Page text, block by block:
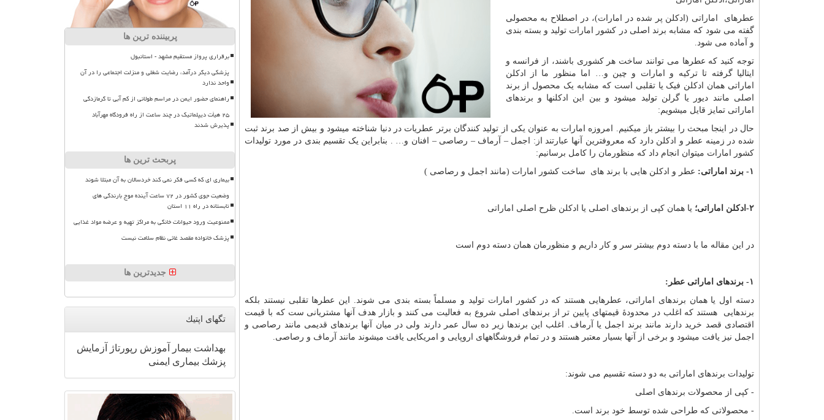
عطرهای اماراتی (ادکلن پر شده در امارات)، در اصطلاح به محصولی
گفته می شود که مشابه برند اصلی در کشور امارات تولید و بسته بندی
و آماده می شود.
توجه کنید که عطرها می توانند ساخت هر کشوری باشند، از فرانسه و
ایتالیا گرفته تا ترکیه و امارات و چین و… اما منظور ما از ادکلن
اماراتی همان ادکلن فیک یا تقلبی است که مشابه یک محصول از برند
اصلی مانند دیور یا گرلن تولید میشود و بین این ادکلنها و برندهای
اماراتی تمایز قایل میشویم:
حال در اینجا مبحث را بیشتر باز میکنیم. امروزه امارات به عنوان یکی از تولید کنندگان برتر عطریات در دنیا شناخته میشود و بیش از صد برند ثبت
شده در زمینه عطر و ادکلن دارد که معروفترین آنها عبارتند از: اجمل – آرماف – رصاصی – افنان و… . بنابراین یک تقسیم بندی در مورد تولیدات
کشور امارات میتوان انجام داد که منظورمان را کامل برسانیم:
۱- برند اماراتی:
عطر و ادکلن هایی با برند های ساخت کشور امارات (مانند اجمل و رصاصی )
۲-ادکلن اماراتی؛ یا همان کپی از برندهای اصلی یا ادکلن ظرح اصلی اماراتی
در این مقاله ما با دسته دوم بیشتر سر و کار داریم و منظورمان همان دسته دوم است
۱- برندهای اماراتی عطر:
دسته اول یا همان برندهای اماراتی، عطرهایی هستند که در کشور امارات تولید و مسلماً بسته بندی می شوند. این عطرها تقلبی نیستند بلکه
برندهایی هستند که اغلب در محدودۀ قیمتهای پایین تر از برندهای اصلی شروع به فعالیت می کنند و بازار هدف آنها مشتریانی ست که با قیمت
اقتصادی قصد خرید دارند مانند برند اجمل یا آرماف. اغلب این برندها زیر ده سال عمر دارند ولی در میان آنها برندهای قدیمی مانند رصاصی و
اجمل نیز یافت میشود و برخی از آنها بسیار معتبر هستند و در تمام فروشگاههای اروپایی و امریکایی یافت میشوند مانند آرماف و رصاصی.
تولیدات برندهای اماراتی به دو دسته تقسیم می شوند:
- کپی از محصولات برندهای اصلی
- محصولاتی که طراحی شده توسط خود برند است.
پربیننده ترین ها
برقراری پرواز مستقیم مشهد - استانبول
پزشکی دیگر درآمد، رضایت شغلی و منزلت اجتماعی را در آن
واحد ندارد
راهنمای حضور ایمن در مراسم طولانی از کم آبی تا گرمازدگی
۲۵ هیأت دیپلماتیک در چند ساعت از راه فرودگاه مهرآباد
پذیرش شدند
پربحث ترین ها
بیماری ای که کسی فکر نمی کند خردسالان به آن مبتلا شوند
وضعیت جوی کشور در ۷۲ ساعت آینده موج بارندگی های
تابستانه در راه ۱۱ استان
ممنوعیت ورود حیوانات خانگی به مراکز تهیه و عرضه مواد غذایی
پزشک خانواده مقصد غائی نظام سلامت نیست
جدیدترین ها
تگهای اپتیك
بهداشت بیمار آموزش رپورتاژ
آزمایش
پزشك بیماری ایمنی